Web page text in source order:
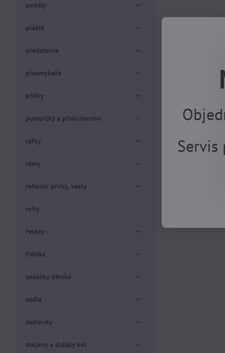
pedály
pláště
představce
přesmykače
přilby
pumpičky a příslušenství
ráfky
rámy
reflexní prvky, vesty
rohy
řetězy
řídítka
sedačky dětské
sedla
sedlovky
stojany a držáky kol
Servis